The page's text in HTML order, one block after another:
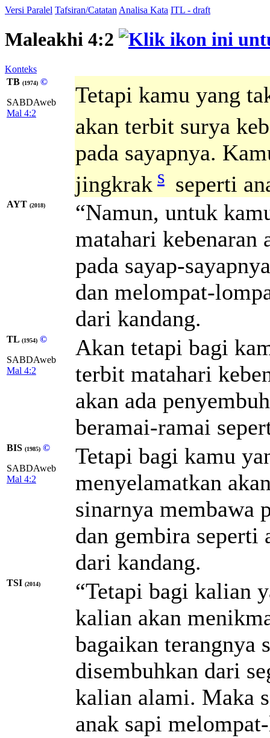
Versi Paralel Tafsiran/Catatan Analisa Kata ITL - draft
Maleakhi 4:2
Konteks
TB (1974) ©
SABDAweb
Mal 4:2
Tetapi kamu yang
akan terbit surya
pada sayapnya.
jingkrak s seperti
AYT (2018)
“Namun, untuk
matahari kebenaran
pada sayap-
dan melompat-
dari kandang.
TL (1954) ©
SABDAweb
Mal 4:2
Akan tetapi bagi
terbit matahari
akan ada
beramai-ramai
BIS (1985) ©
SABDAweb
Mal 4:2
Tetapi bagi kamu
menyelamatkan
sinarnya membawa
dan gembira seperti
dari kandang.
TSI (2014)
“Tetapi bagi kalian
kalian akan
bagaikan terangnya
disembuhkan dari
kalian alami. Maka
anak sapi